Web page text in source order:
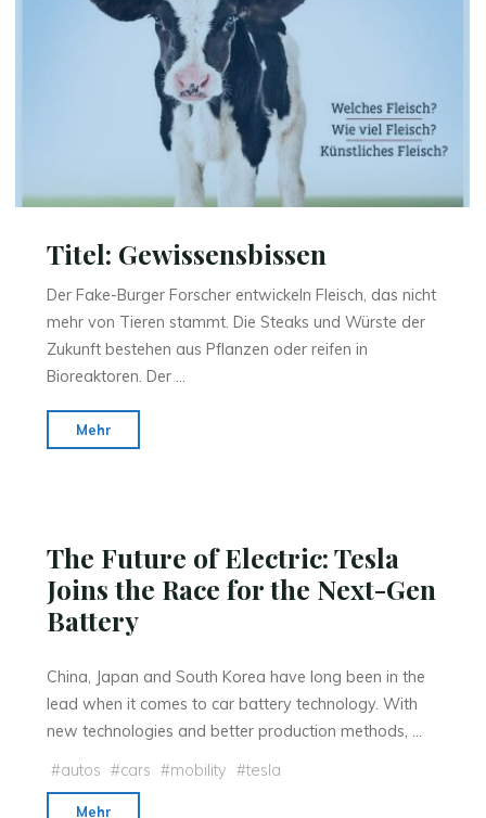
Titel: Gewissensbissen
Der Fake-Burger Forscher entwickeln Fleisch, das nicht
mehr von Tieren stammt. Die Steaks und Würste der
Zukunft bestehen aus Pflanzen oder reifen in
Bioreaktoren. Der …
Mehr
Gewissensbissen"
The Future of Electric: Tesla
Joins the Race for the Next-Gen
Battery
China, Japan and South Korea have long been in the
lead when it comes to car battery technology. With
new technologies and better production methods, …
#autos #cars #mobility #tesla
Mehr